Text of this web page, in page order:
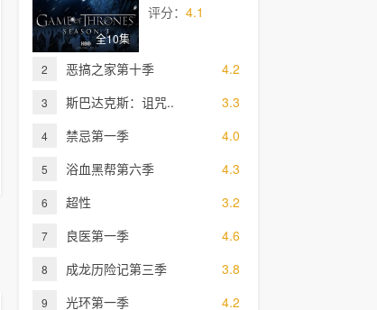
全10集
评分： 4.1
2 恶搞之家第十季 4.2
3 斯巴达克斯：诅咒.. 3.3
4 禁忌第一季 4.0
5 浴血黑帮第六季 4.3
6 超性 3.2
7 良医第一季 4.6
8 成龙历险记第三季 3.8
9 光环第一季 4.2